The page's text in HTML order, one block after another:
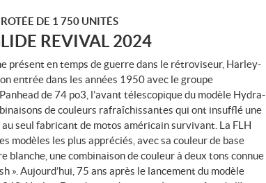
DE 1 750 UNITÉS
REVIVAL 2024
présent en temps de guerre dans le rétroviseur, Harley-
entrée dans les années 1950 avec le groupe
de 74 po3, l’avant télescopique du modèle Hydra-
de couleurs rafraîchissantes qui ont insufflé une
seul fabricant de motos américain survivant. La FLH
modèles les plus appréciés, avec sa couleur de base
blanche, une combinaison de couleur à deux tons connue
». Aujourd’hui, 75 ans après le lancement du modèle